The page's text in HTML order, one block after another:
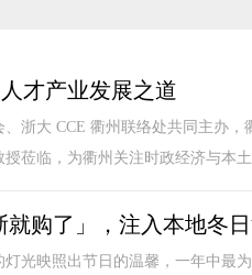
才产业发展之道
浙大 CCE 衢州联络处共同主办
莅临，为衢州关注时政经济与本
购了」，注入本地冬
光映照出节日的温馨，一年中最